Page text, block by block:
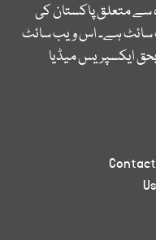
سے متعلق پاکستان کی
سائٹ ہے۔ اس ویب سائٹ
ایکسپریس میڈیا
Contact
Us